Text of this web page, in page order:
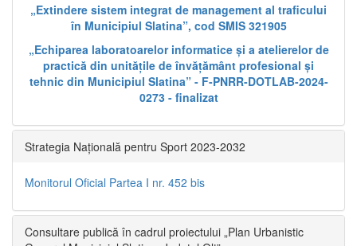
„Extindere sistem integrat de management al traficului
în Municipiul Slatina”, cod SMIS 321905
„Echiparea laboratoarelor informatice și a atelierelor de
practică din unitățile de învățământ profesional și
tehnic din Municipiul Slatina” - F-PNRR-DOTLAB-2024-
0273 - finalizat
Strategia Națională pentru Sport 2023-2032
Monitorul Oficial Partea I nr. 452 bis
Consultare publică în cadrul proiectului „Plan Urbanistic